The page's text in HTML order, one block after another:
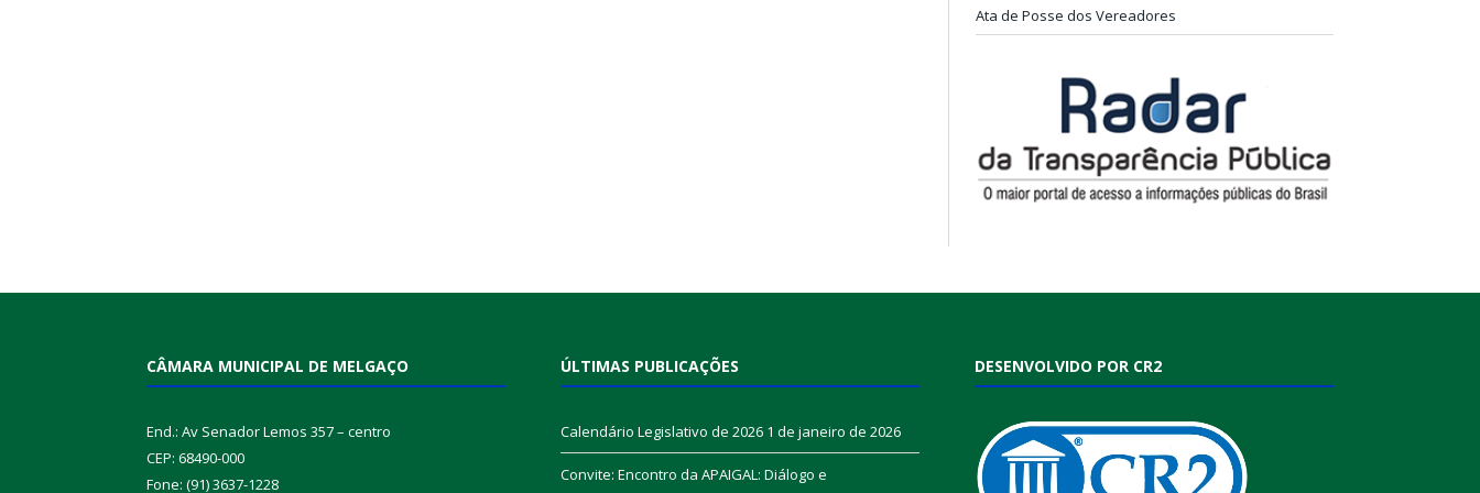
Ata de Posse dos Vereadores
CÂMARA MUNICIPAL DE MELGAÇO
End.: Av Senador Lemos 357 – centro
CEP: 68490-000
Fone: (91) 3637-1228
ÚLTIMAS PUBLICAÇÕES
Calendário Legislativo de 2026 1 de janeiro de 2026
Convite: Encontro da APAIGAL: Diálogo e
DESENVOLVIDO POR CR2